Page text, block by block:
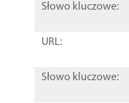
Słowo kluczowe:
URL:
Słowo kluczowe: